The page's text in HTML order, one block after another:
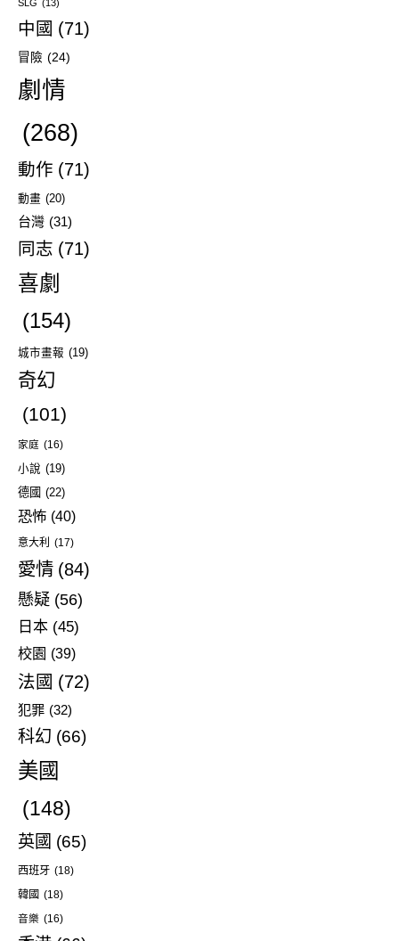
SLG (13)
中國 (71)
冒險 (24)
劇情
(268)
動作 (71)
動畫 (20)
台灣 (31)
同志 (71)
喜劇
(154)
城市畫報 (19)
奇幻
(101)
家庭 (16)
小說 (19)
德國 (22)
恐怖 (40)
意大利 (17)
愛情 (84)
懸疑 (56)
日本 (45)
校園 (39)
法國 (72)
犯罪 (32)
科幻 (66)
美國
(148)
英國 (65)
西班牙 (18)
韓國 (18)
音樂 (16)